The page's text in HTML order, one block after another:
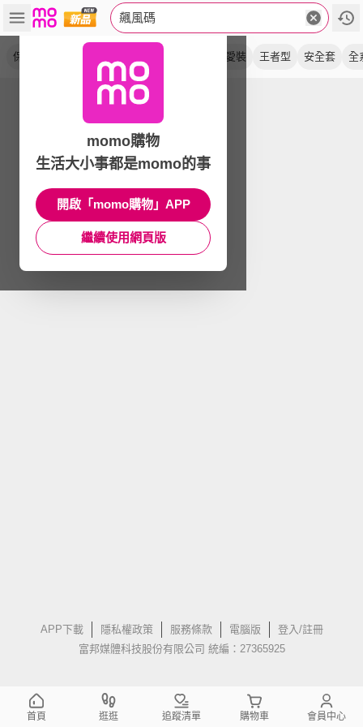
飆風碼
保險套 熱愛裝 王者型 安全套 全
APP下載 隱私權政策 服務條款 電腦版
登入/註冊
富邦媒體科技股份有限公司 統編：27365925
momo購物
生活大小事都是momo的事
開啟「momo購物」APP
繼續使用網頁版
首頁 逛逛 追蹤清單 購物車 會員中心